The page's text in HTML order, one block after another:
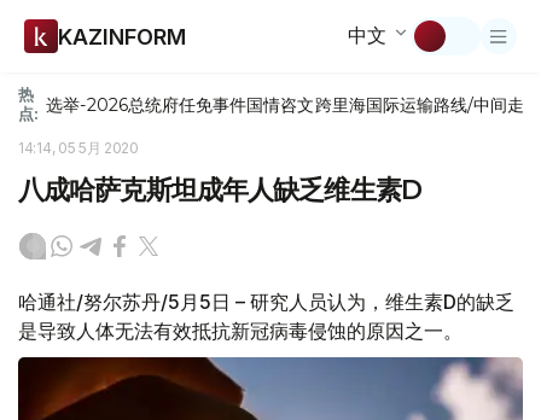
KAZINFORM 中文
热
点: 选举-2026总统府任免事件国情咨文跨里海国际运输路线/中间走廊
14:14, 05 5月 2020
八成哈萨克斯坦成年人缺乏维生素D
哈通社/努尔苏丹/5月5日 – 研究人员认为，维生素D的缺乏
是导致人体无法有效抵抗新冠病毒侵蚀的原因之一。